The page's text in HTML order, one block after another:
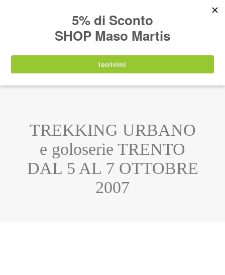
IT EN DE SHOP
TREKKING URBANO
e goloserie TRENTO
DAL 5 AL 7 OTTOBRE
2007
nuovamente disponibili a partire da
agosto 2026.